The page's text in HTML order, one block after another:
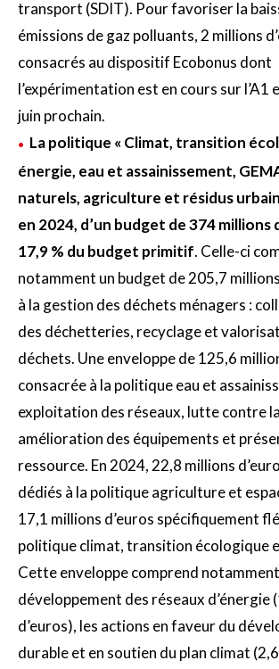
transport (SDIT). Pour favoriser la
émissions de gaz polluants, 2 millions
consacrés au dispositif Ecobonus dont
l’expérimentation est en cours sur l’A1
juin prochain.
La politique « Climat, transition
énergie, eau et assainissement,
naturels, agriculture et résidus
en 2024, d’un budget de 374 millions
17,9 % du budget primitif. Celle-ci
notamment un budget de 205,7
à la gestion des déchets ménagers :
des déchetteries, recyclage et
déchets. Une enveloppe de 125,6
consacrée à la politique eau et
exploitation des réseaux, lutte contre
amélioration des équipements et
ressource. En 2024, 22,8 millions
dédiés à la politique agriculture et
17,1 millions d’euros spécifiquement
politique climat, transition écologique
Cette enveloppe comprend
développement des réseaux d’énergie
d’euros), les actions en faveur du
durable et en soutien du plan climat